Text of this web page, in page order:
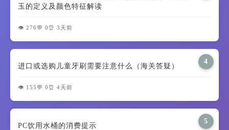
玉的定义及颜色特征解读
👁️ 276 💬 0 ⏰ 3天前
4
进口或选购儿童牙刷需要注意什么（海关答疑）
👁️ 155 💬 0 ⏰ 4天前
5
PC饮用水桶的消费提示